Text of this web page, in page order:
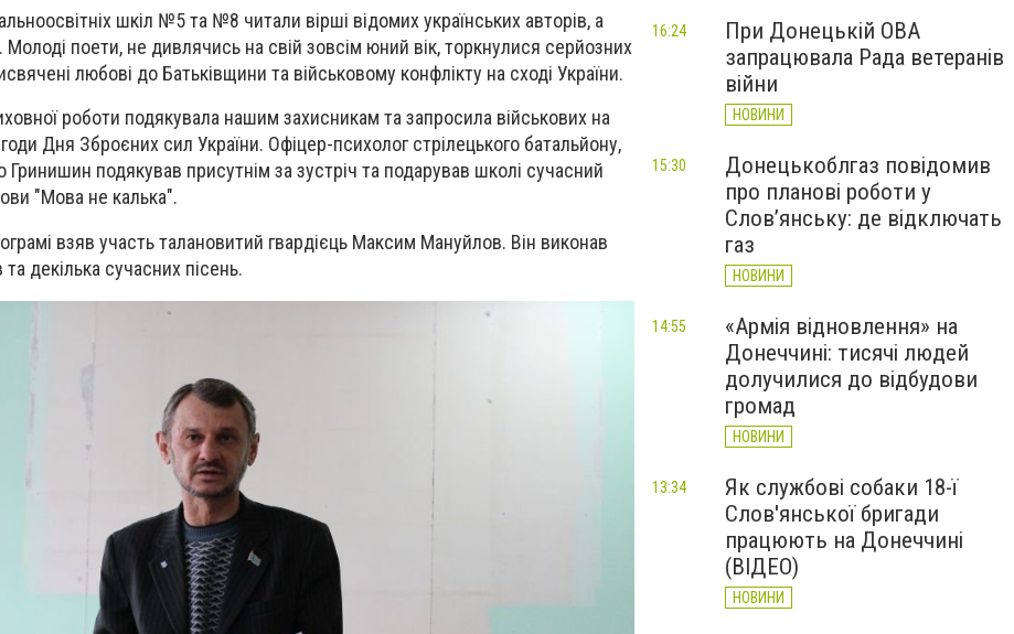
шкіл №5 та №8 читали вірші відомих українських авторів, а
поети, не дивлячись на свій зовсім юний вік, торкнулися серйозних
любові до Батьківщини та військовому конфлікту на сході України.
роботи подякувала нашим захисникам та запросила військових на
Дня Зброєних сил України. Офіцер-психолог стрілецького батальйону,
подякував присутнім за зустріч та подарував школі сучасний
"Мова не калька".
взяв участь талановитий гвардієць Максим Мануйлов. Він виконав
та декілька сучасних пісень.
При Донецькій ОВА
запрацювала Рада ветеранів
війни
НОВИНИ
16:24
Донецькоблгаз повідомив
про планові роботи у
Слов’янську: де відключать
газ
НОВИНИ
15:30
«Армія відновлення» на
Донеччині: тисячі людей
долучилися до відбудови
громад
НОВИНИ
14:55
Як службові собаки 18-ї
Слов'янської бригади
працюють на Донеччині
(ВІДЕО)
НОВИНИ
13:34